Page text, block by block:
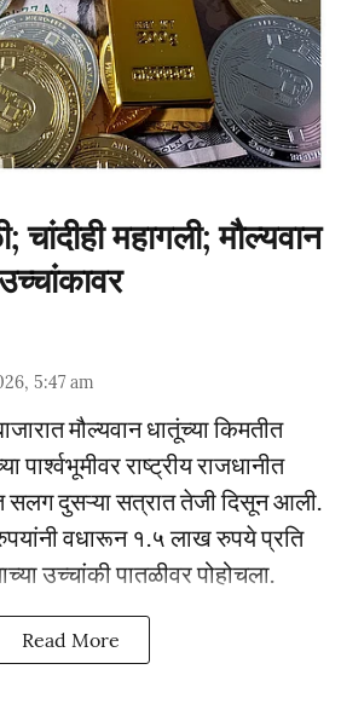
महागली; मौल्यवान
5:47 am
मौल्यवान धातूंच्या किमतीत
पार्श्वभूमीवर राष्ट्रीय राजधानीत
सलग दुसऱ्या सत्रात तेजी दिसून आली.
वधारून १.५ लाख रुपये प्रति
उच्चांकी पातळीवर पोहोचला.
Read More